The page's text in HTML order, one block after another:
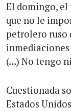
El domingo, el
que no le
petrolero ruso
inmediaciones
(…) No tengo
Cuestionada
Estados